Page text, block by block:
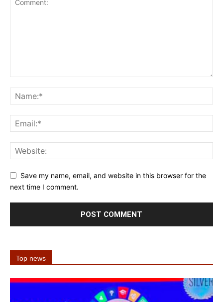
Save my name, email, and website in this browser for the
next time I comment.
Top news